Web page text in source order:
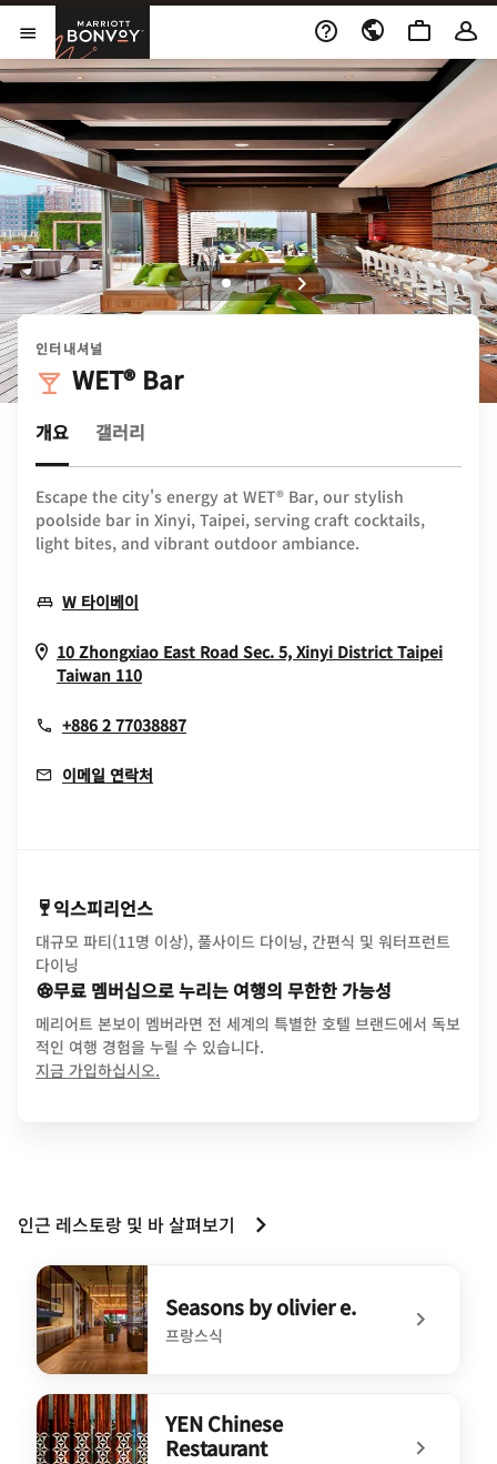
Skip to Content
메뉴 열기
Marriott Bonvoy
인터내셔널
WET® Bar
개요 갤러리
Escape the city's energy at WET® Bar, our stylish
poolside bar in Xinyi, Taipei, serving craft cocktails,
light bites, and vibrant outdoor ambiance.
W 타이베이
10 Zhongxiao East Road Sec. 5, Xinyi District Taipei
Taiwan 110Opens In New Window
+886 2 77038887
이메일 연락처
익스피리언스
대규모 파티(11명 이상), 풀사이드 다이닝, 간편식 및 워터프런트
다이닝
무료 멤버십으로 누리는 여행의 무한한 가능성
메리어트 본보이 멤버라면 전 세계의 특별한 호텔 브랜드에서 독보
적인 여행 경험을 누릴 수 있습니다.
지금 가입하십시오.
인근 레스토랑 및 바 살펴보기
Seasons by olivier e.
프랑스식
undefined Seasons by olivier e.
YEN Chinese
Restaurant